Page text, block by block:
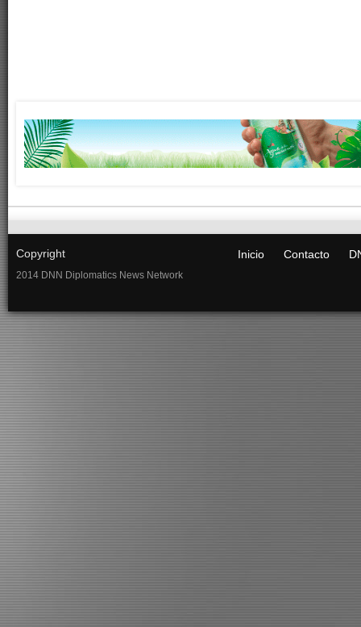
Copyright
2014 DNN Diplomatics News Network
Inicio Contacto